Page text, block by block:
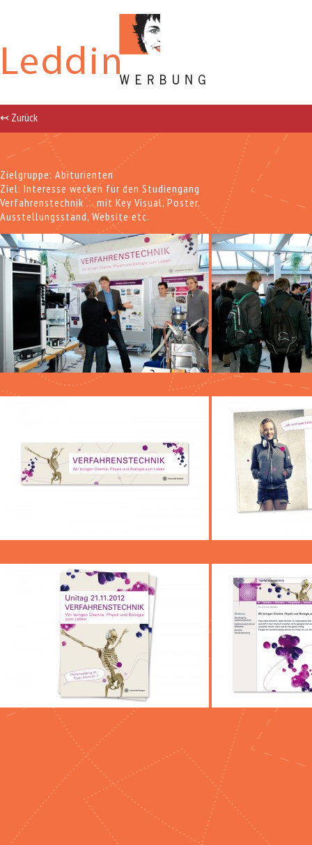
↢ Zurück
Zielgruppe: Abiturienten
Ziel: Interesse wecken für den Studiengang
Verfahrenstechnik ... mit Key Visual, Poster,
Ausstellungsstand, Website etc.